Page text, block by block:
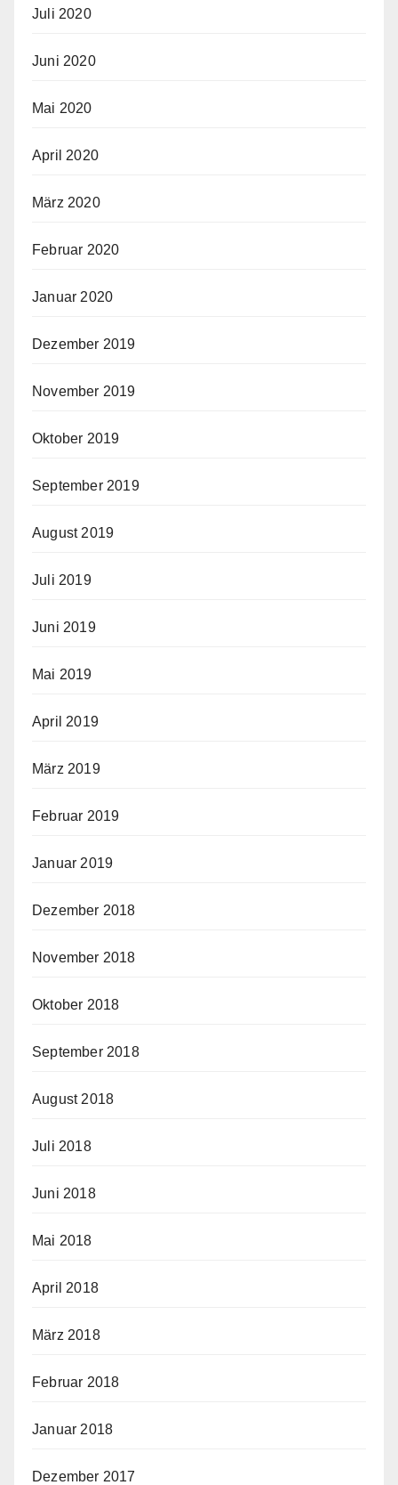
Juli 2020
Juni 2020
Mai 2020
April 2020
März 2020
Februar 2020
Januar 2020
Dezember 2019
November 2019
Oktober 2019
September 2019
August 2019
Juli 2019
Juni 2019
Mai 2019
April 2019
März 2019
Februar 2019
Januar 2019
Dezember 2018
November 2018
Oktober 2018
September 2018
August 2018
Juli 2018
Juni 2018
Mai 2018
April 2018
März 2018
Februar 2018
Januar 2018
Dezember 2017